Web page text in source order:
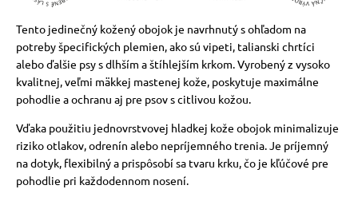
Tento jedinečný kožený obojok je navrhnutý s ohľadom na
potreby špecifických plemien, ako sú vipeti, talianski chrtíci
alebo ďalšie psy s dlhším a štíhlejším krkom. Vyrobený z vysoko
kvalitnej, veľmi mäkkej mastenej kože, poskytuje maximálne
pohodlie a ochranu aj pre psov s citlivou kožou.
Vďaka použitiu jednovrstvovej hladkej kože obojok minimalizuje
riziko otlakov, odrenín alebo nepríjemného trenia. Je príjemný
na dotyk, flexibilný a prispôsobí sa tvaru krku, čo je kľúčové pre
pohodlie pri každodennom nosení.